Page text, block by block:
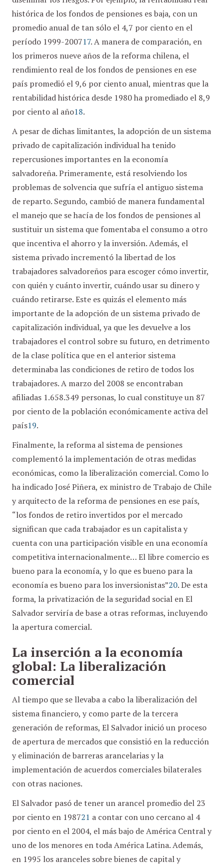
histórica de los fondos de pensiones es baja, con un
promedio anual de tan sólo el 4,7 por ciento en el
período 1999-200717. A manera de comparación, en
los primeros nueve años de la reforma chilena, el
rendimiento real de los fondos de pensiones en ese
país promedió el 9,6 por ciento anual, mientras que la
rentabilidad histórica desde 1980 ha promediado el 8,9
por ciento al año18.
A pesar de dichas limitantes, la adopción de un sistema
privado de capitalización individual ha tenido
repercusiones importantes en la economía
salvadoreña. Primeramente, está resolviendo los
problemas de solvencia que sufría el antiguo sistema
de reparto. Segundo, cambió de manera fundamental
el manejo que se hacía de los fondos de pensiones al
sustituir un sistema que fomentaba el consumo a otro
que incentiva el ahorro y la inversión. Además, el
sistema privado incrementó la libertad de los
trabajadores salvadoreños para escoger cómo invertir,
con quién y cuánto invertir, cuándo usar su dinero y
cuándo retirarse. Este es quizás el elemento más
importante de la adopción de un sistema privado de
capitalización individual, ya que les devuelve a los
trabajadores el control sobre su futuro, en detrimento
de la clase política que en el anterior sistema
determinaba las condiciones de retiro de todos los
trabajadores. A marzo del 2008 se encontraban
afiliadas 1.658.349 personas, lo cual constituye un 87
por ciento de la población económicamente activa del
país19.
Finalmente, la reforma al sistema de pensiones
complementó la implementación de otras medidas
económicas, como la liberalización comercial. Como lo
ha indicado José Piñera, ex ministro de Trabajo de Chile
y arquitecto de la reforma de pensiones en ese país,
“los fondos de retiro invertidos por el mercado
significan que cada trabajador es un capitalista y
cuenta con una participación visible en una economía
competitiva internacionalmente… El libre comercio es
bueno para la economía, y lo que es bueno para la
economía es bueno para los inversionistas”20. De esta
forma, la privatización de la seguridad social en El
Salvador serviría de base a otras reformas, incluyendo
la apertura comercial.
La inserción a la economía
global: La liberalización
comercial
Al tiempo que se llevaba a cabo la liberalización del
sistema financiero, y como parte de la tercera
generación de reformas, El Salvador inició un proceso
de apertura de mercados que consistió en la reducción
y eliminación de barreras arancelarias y la
implementación de acuerdos comerciales bilaterales
con otras naciones.
El Salvador pasó de tener un arancel promedio del 23
por ciento en 198721 a contar con uno cercano al 4
por ciento en el 2004, el más bajo de América Central y
uno de los menores en toda América Latina. Además,
en 1995 los aranceles sobre bienes de capital y